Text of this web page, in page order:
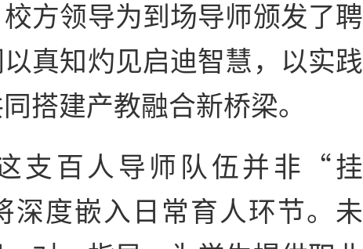
方领导为到场导师颁发了聘
真知灼见启迪智慧，以实践
搭建产教融合新桥梁。
支百人导师队伍并非“挂
度嵌入日常育人环节。未